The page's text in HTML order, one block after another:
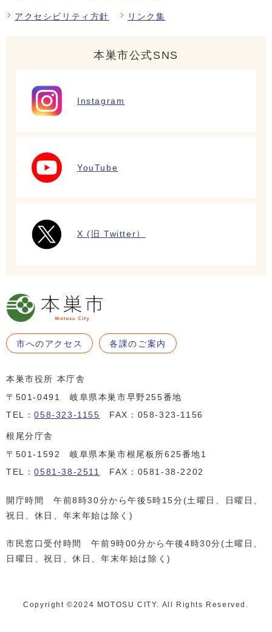
アクセシビリティ方針 リンク集
本巣市公式SNS
Instagram
YouTube
X (旧 Twitter）
市へのアクセス 各課のご案内
本巣市役所 本庁舎
〒501-0491 岐阜県本巣市早野255番地
TEL：058-323-1155 FAX：058-323-1156
根尾分庁舎
〒501-1592 岐阜県本巣市根尾板所625番地1
TEL：0581-38-2511 FAX：0581-38-2202
開庁時間 午前8時30分から午後5時15分(土曜日、日曜日、
祝日、休日、年末年始は除く)
市民窓口受付時間 午前9時00分から午後4時30分(土曜日、
日曜日、祝日、休日、年末年始は除く)
Copyright ©️2024 MOTOSU CITY. All Rights Reserved.